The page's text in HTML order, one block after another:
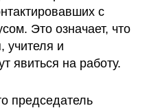
с
Это означает, что
учителя и
явиться на работу.
председатель